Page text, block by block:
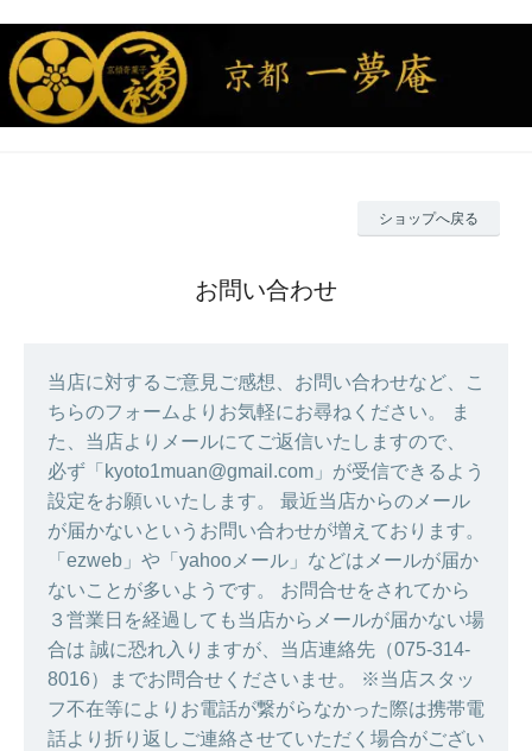
ショップへ戻る
お問い合わせ
当店に対するご意見ご感想、お問い合わせなど、こ
ちらのフォームよりお気軽にお尋ねください。 ま
た、当店よりメールにてご返信いたしますので、
必ず「kyoto1muan@gmail.com」が受信できるよう
設定をお願いいたします。 最近当店からのメール
が届かないというお問い合わせが増えております。
「ezweb」や「yahooメール」などはメールが届か
ないことが多いようです。 お問合せをされてから
３営業日を経過しても当店からメールが届かない場
合は 誠に恐れ入りますが、当店連絡先（075-314-
8016）までお問合せくださいませ。 ※当店スタッ
フ不在等によりお電話が繋がらなかった際は携帯電
話より折り返しご連絡させていただく場合がござい